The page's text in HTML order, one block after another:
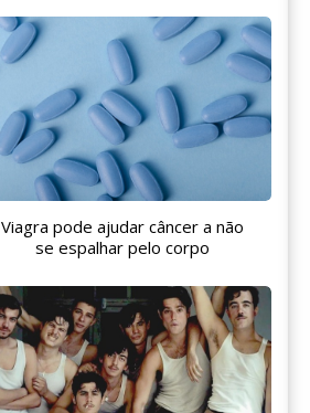
Viagra pode ajudar câncer a não
se espalhar pelo corpo